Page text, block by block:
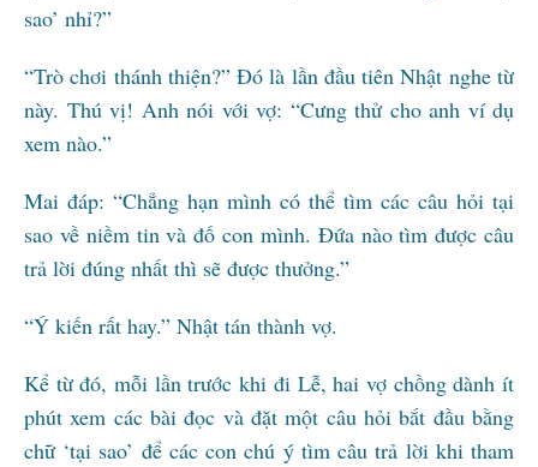
sao’ nhỉ?”
“Trò chơi thánh thiện?” Đó là lần đầu tiên Nhật nghe từ
này. Thú vị! Anh nói với vợ: “Cưng thử cho anh ví dụ
xem nào.”
Mai đáp: “Chẳng hạn mình có thể tìm các câu hỏi tại
sao về niềm tin và đố con mình. Đứa nào tìm được câu
trả lời đúng nhất thì sẽ được thưởng.”
“Ý kiến rất hay.” Nhật tán thành vợ.
Kể từ đó, mỗi lần trước khi đi Lễ, hai vợ chồng dành ít
phút xem các bài đọc và đặt một câu hỏi bắt đầu bằng
chữ ‘tại sao’ để các con chú ý tìm câu trả lời khi tham